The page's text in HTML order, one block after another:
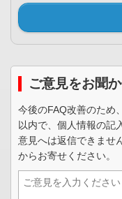
ご意見をお聞
今後のFAQ改善のため
以内で、個人情報の
意見へは返信できませ
からお寄せください。